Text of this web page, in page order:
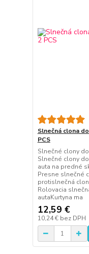
Slnečná clona
PCS
Slnečné clony
Slnečné clony
auta na predné
Presne slnečné
protislnečná
Rolovacia
autaKurtyna ma
12,59 €
10,24 € bez DPH